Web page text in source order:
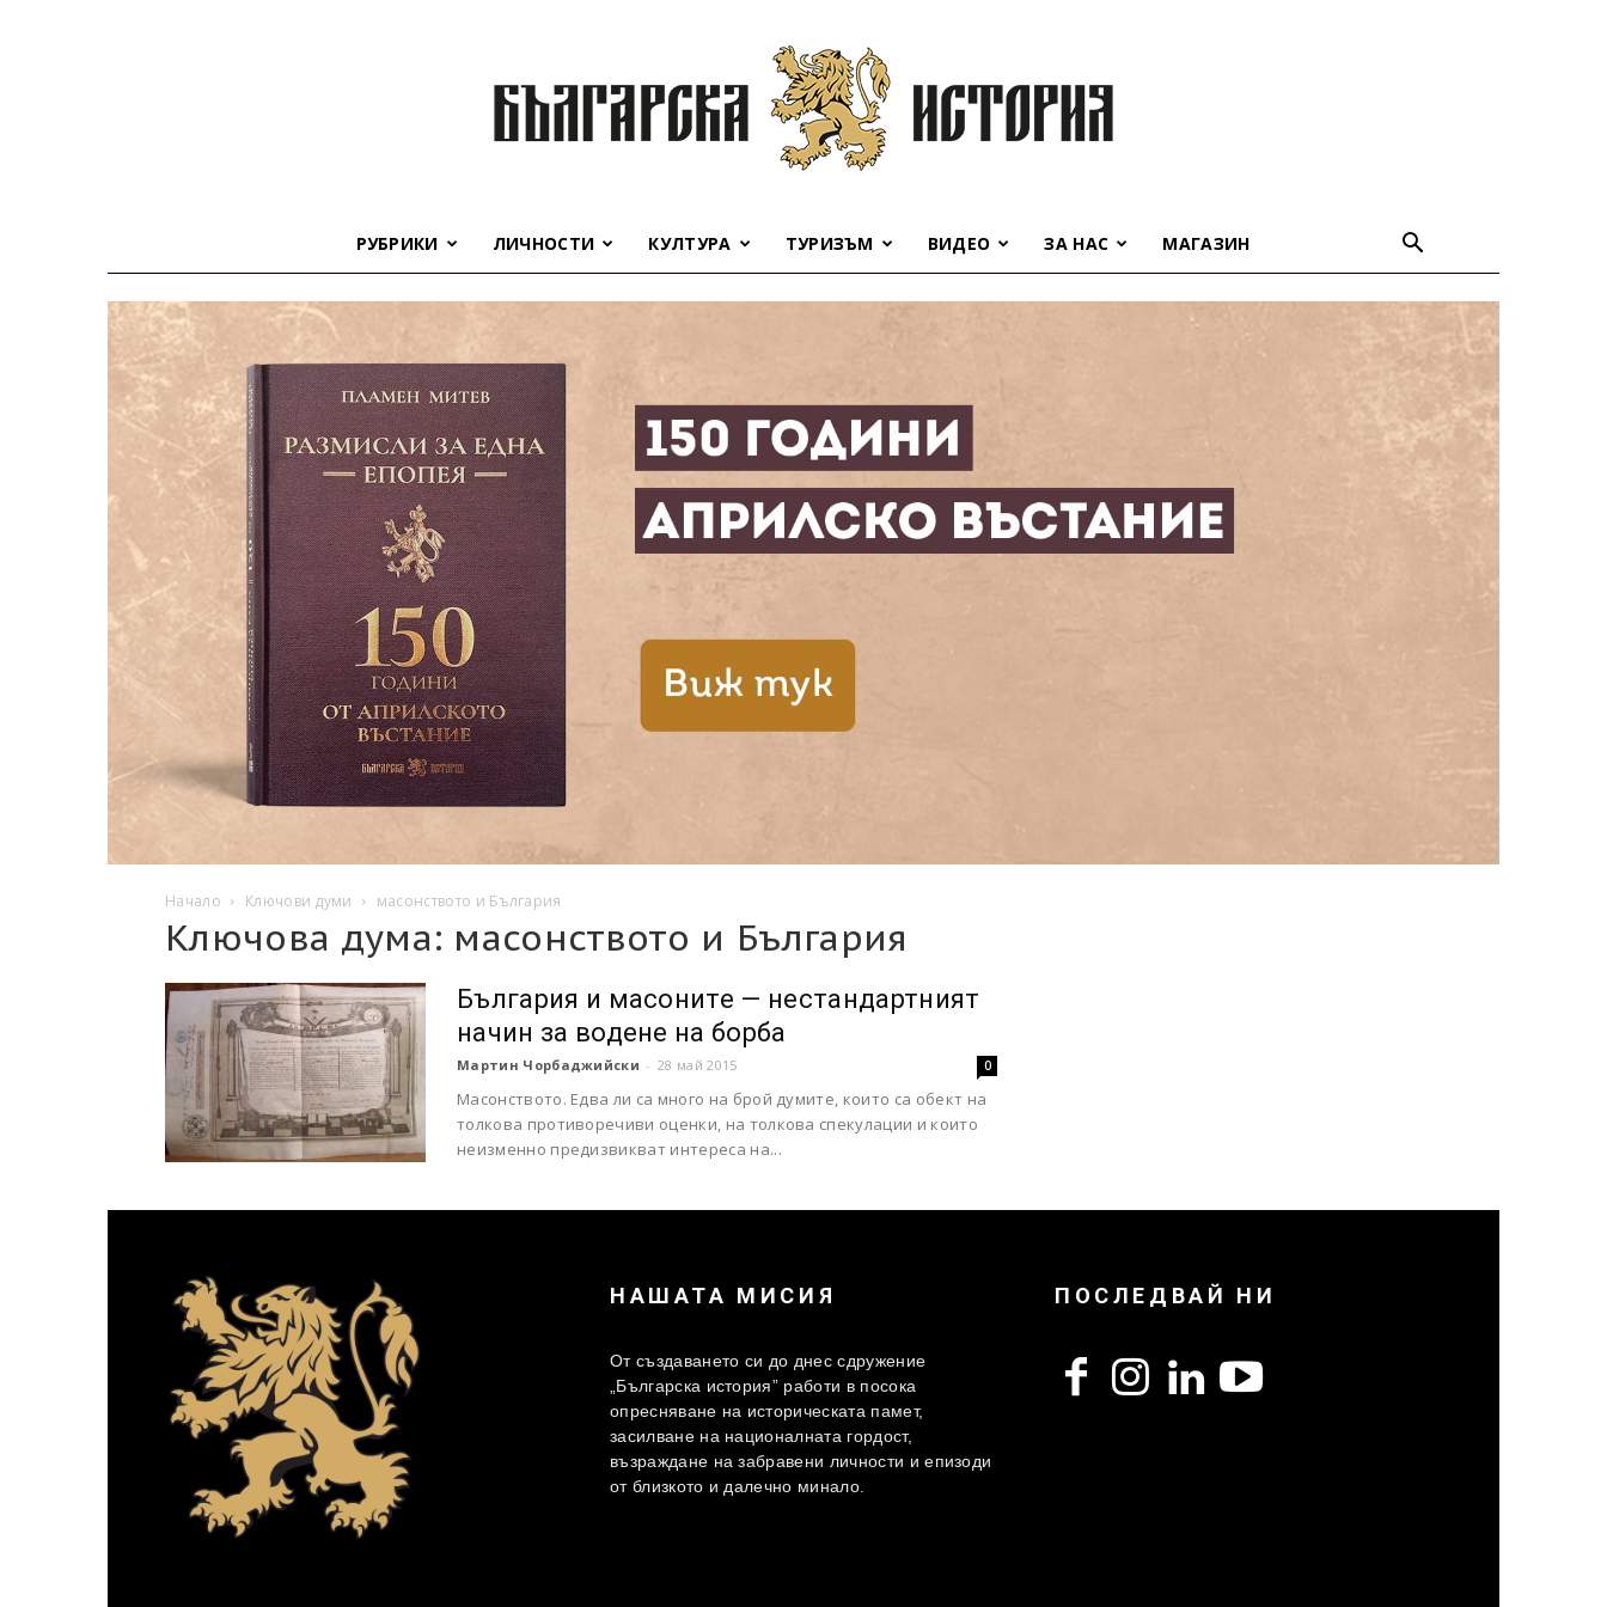
история
РУБРИКИ ЛИЧНОСТИ КУЛТУРА ТУРИЗЪМ ВИДЕО ЗА НАС МАГАЗИН
Начало Ключови думи масонството и България
Ключова дума: масонството и България
България и масоните — нестандартният
начин за водене на борба
Мартин Чорбаджийски - 28 май 2015 0
Масонството. Едва ли са много на брой думите, които са обект на
толкова противоречиви оценки, на толкова спекулации и които
неизменно предизвикват интереса на...
НАШАТА МИСИЯ
От създаването си до днес сдружение
„Българска история” работи в посока
опресняване на историческата памет,
засилване на националната гордост,
възраждане на забравени личности и епизоди
от близкото и далечно минало.
ПОСЛЕДВАЙ НИ